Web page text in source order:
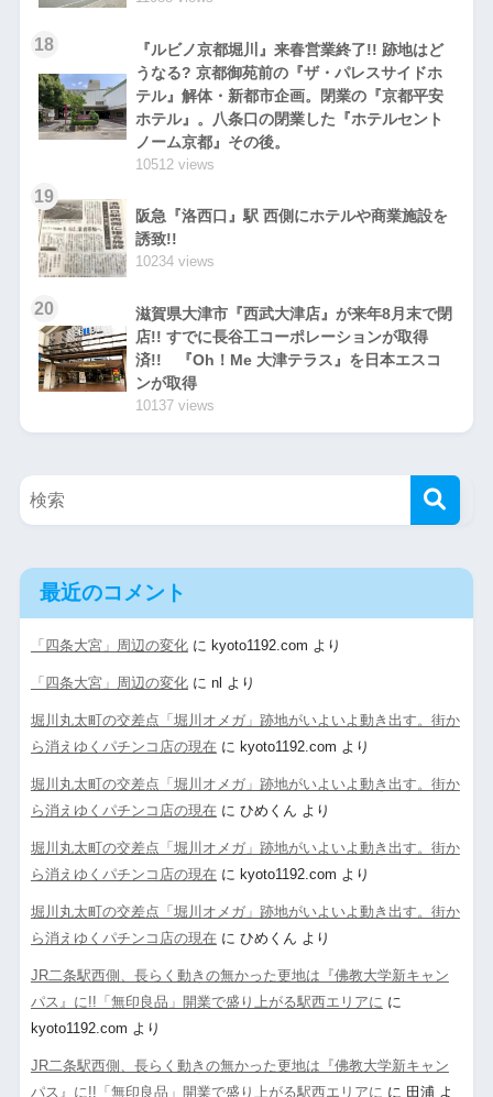
18
『ルビノ京都堀川』来春営業終了!! 跡地はど
うなる? 京都御苑前の『ザ・パレスサイドホ
テル』解体・新都市企画。閉業の『京都平安
ホテル』。八条口の閉業した『ホテルセント
ノーム京都』その後。
10512 views
19
阪急『洛西口』駅 西側にホテルや商業施設を
誘致!!
10234 views
20
滋賀県大津市『西武大津店』が来年8月末で閉
店!! すでに長谷工コーポレーションが取得
済!! 『Oh！Me 大津テラス』を日本エスコ
ンが取得
10137 views
最近のコメント
「四条大宮」周辺の変化に kyoto1192.com より
「四条大宮」周辺の変化に nl より
堀川丸太町の交差点「堀川オメガ」跡地がいよいよ動き出す。街か
ら消えゆくパチンコ店の現在 に kyoto1192.com より
堀川丸太町の交差点「堀川オメガ」跡地がいよいよ動き出す。街か
ら消えゆくパチンコ店の現在 に ひめくん より
堀川丸太町の交差点「堀川オメガ」跡地がいよいよ動き出す。街か
ら消えゆくパチンコ店の現在 に kyoto1192.com より
堀川丸太町の交差点「堀川オメガ」跡地がいよいよ動き出す。街か
ら消えゆくパチンコ店の現在 に ひめくん より
JR二条駅西側、長らく動きの無かった更地は『佛教大学新キャン
パス』に!!「無印良品」開業で盛り上がる駅西エリアに に
kyoto1192.com より
JR二条駅西側、長らく動きの無かった更地は『佛教大学新キャン
パス』に!!「無印良品」開業で盛り上がる駅西エリアに に 田浦よ